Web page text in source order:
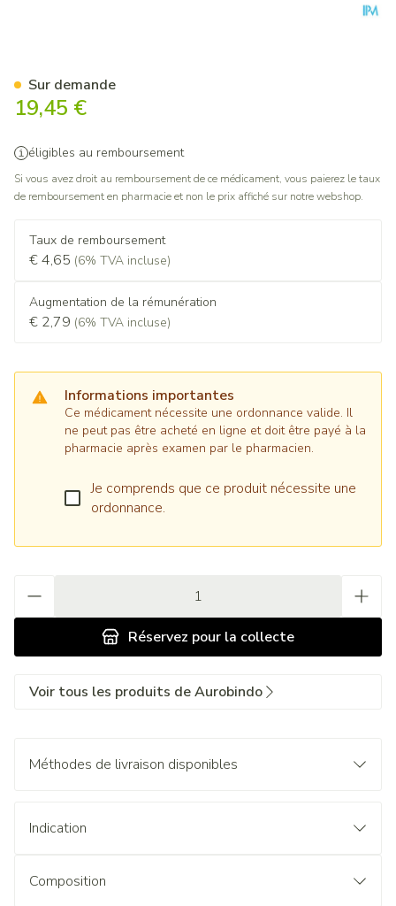
19,45 €
éligibles au remboursement
Si vous avez droit au remboursement de ce médicament, vous paierez le taux
de remboursement en pharmacie et non le prix affiché sur notre webshop.
Taux de remboursement
€ 4,65 (6% TVA incluse)
Augmentation de la rémunération
€ 2,79 (6% TVA incluse)
Informations importantes
Ce médicament nécessite une ordonnance valide. Il
ne peut pas être acheté en ligne et doit être payé à la
pharmacie après examen par le pharmacien.
Je comprends que ce produit nécessite une
ordonnance.
Réservez pour la collecte
Sur demande
Voir tous les produits de Aurobindo
Méthodes de livraison disponibles
Indication
Composition